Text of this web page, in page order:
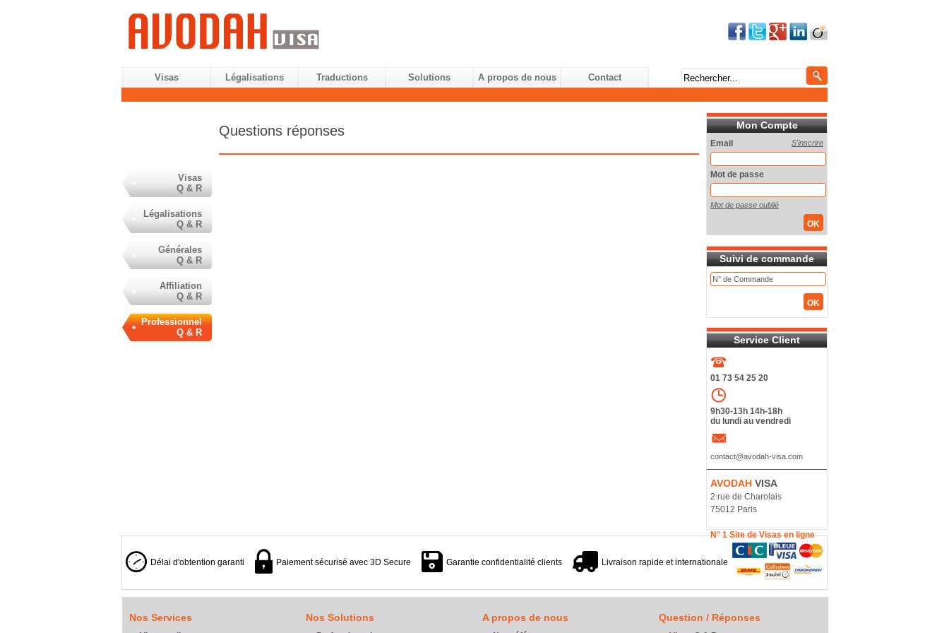
Visas Légalisations Traductions Solutions A propos de nous Contact
Questions réponses
Visas
Q & R
Légalisations
Q & R
Générales
Q & R
Affiliation
Q & R
Professionnel
Q & R
Mon Compte
Email S'inscrire
Mot de passe
Mot de passe oublié
Suivi de commande
Service Client
01 73 54 25 20
9h30-13h 14h-18h
du lundi au vendredi
contact@avodah-visa.com
AVODAH VISA
2 rue de Charolais
75012 Paris
N° 1 Site de Visas en ligne
Délai d'obtention garanti Paiement sécurisé avec 3D Secure Garantie confidentialité clients Livraison rapide et internationale
Nos Services Nos Solutions A propos de nous Question / Réponses